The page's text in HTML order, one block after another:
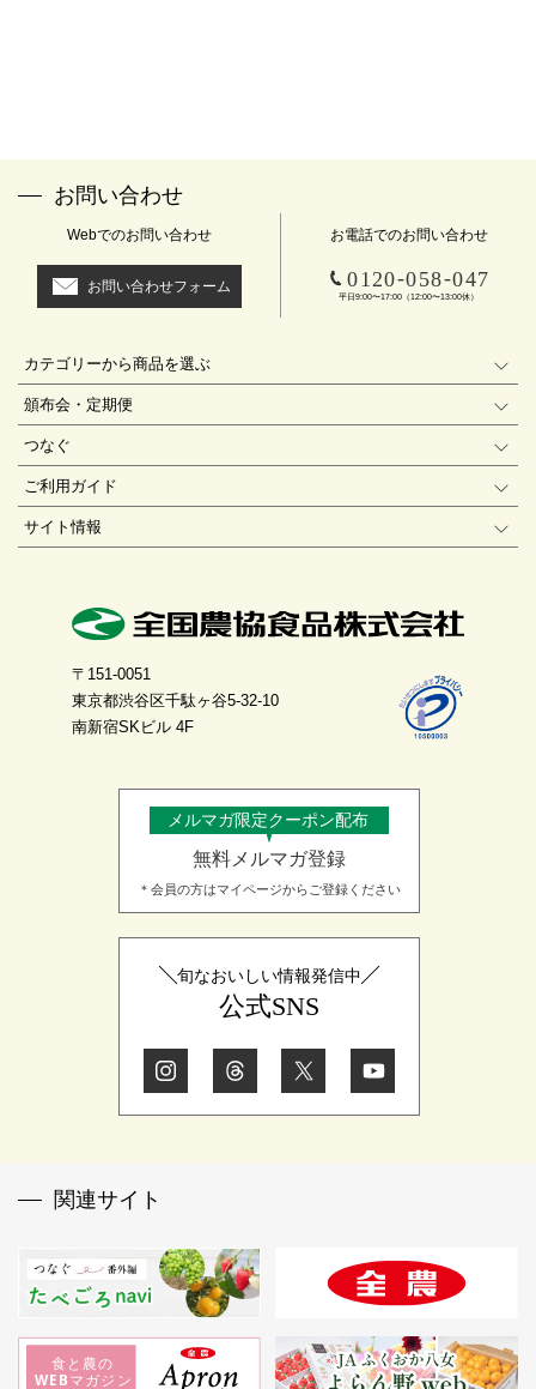
お問い合わせ
Webでのお問い合わせ
お問い合わせフォーム
お電話でのお問い合わせ
0120-058-047
平日9:00〜17:00（12:00〜13:00休）
カテゴリーから商品を選ぶ
頒布会・定期便
つなぐ
ご利用ガイド
サイト情報
〒151-0051
東京都渋谷区千駄ヶ谷5-32-10
南新宿SKビル 4F
メルマガ限定クーポン配布
無料メルマガ登録
＊会員の方はマイページからご登録ください
旬なおいしい情報発信中
公式SNS
関連サイト